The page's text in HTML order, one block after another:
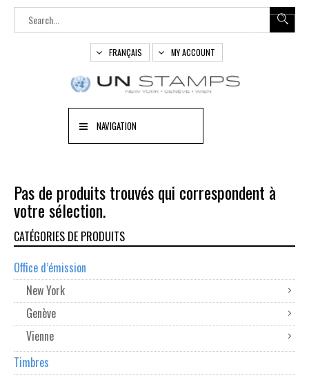
FRANÇAIS MY ACCOUNT
NAVIGATION
Pas de produits trouvés qui correspondent à
votre sélection.
CATÉGORIES DE PRODUITS
Office d’émission
New York
Genève
Vienne
Timbres